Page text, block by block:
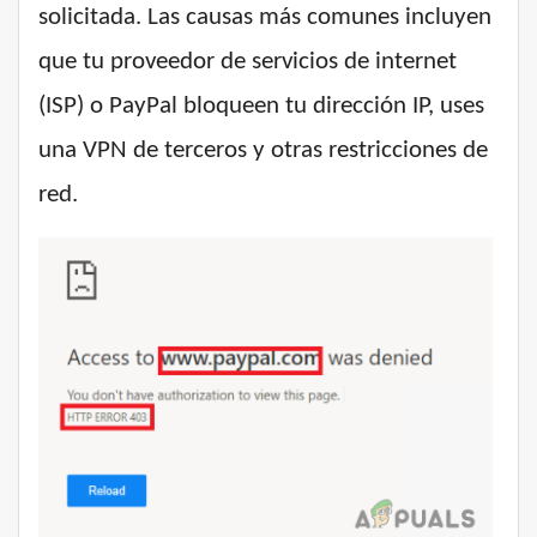
solicitada. Las causas más comunes incluyen
que tu proveedor de servicios de internet
(ISP) o PayPal bloqueen tu dirección IP, uses
una VPN de terceros y otras restricciones de
red.